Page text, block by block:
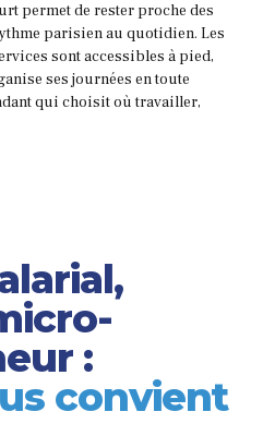
permet de rester proche des
parisien au quotidien. Les
sont accessibles à pied,
ses journées en toute
qui choisit où travailler,
:
convient